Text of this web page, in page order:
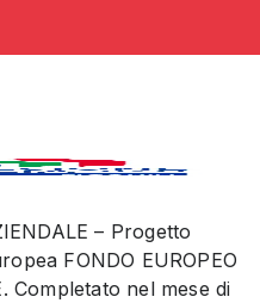
– Progetto
FONDO EUROPEO
Completato nel mese di